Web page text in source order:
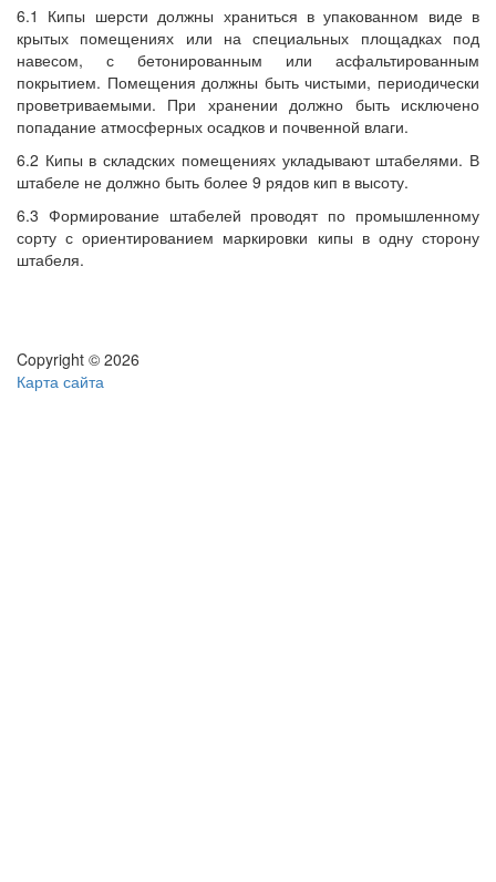
6.1 Кипы шерсти должны храниться в упакованном виде в
крытых помещениях или на специальных площадках под
навесом, с бетонированным или асфальтированным
покрытием. Помещения должны быть чистыми, периодически
проветриваемыми. При хранении должно быть исключено
попадание атмосферных осадков и почвенной влаги.
6.2 Кипы в складских помещениях укладывают штабелями. В
штабеле не должно быть более 9 рядов кип в высоту.
6.3 Формирование штабелей проводят по промышленному
сорту с ориентированием маркировки кипы в одну сторону
штабеля.
Copyright © 2026
Карта сайта